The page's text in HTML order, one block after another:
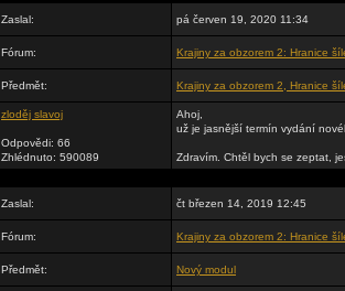
Zaslal: pá červen 19, 2020 11:34
Fórum: Krajiny za obzorem 2: Hranice
Předmět: Krajiny za obzorem 2, Hranice
zloděj slavoj
Odpovědi: 66
Zhlédnuto: 590089
Ahoj,
už je jasnější termín vydání
Zdravím. Chtěl bych se zeptat,
Zaslal: čt březen 14, 2019 12:45
Fórum: Krajiny za obzorem 2: Hranice
Předmět: Nový modul